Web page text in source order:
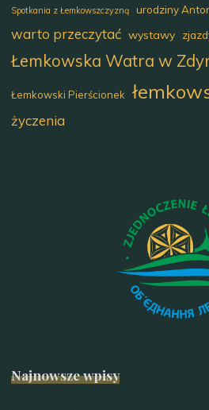
Spotkania z Łemkowszczyzną urodziny
warto przeczytać wystawy
Łemkowska Watra w
Łemkowski Pierścionek
życzenia
Najnowsze wpisy